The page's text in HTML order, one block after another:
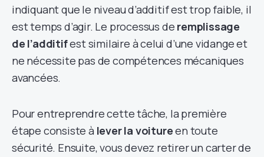
indiquant que le niveau d’additif est trop faible, il
est temps d’agir. Le processus de remplissage
de l’additifest similaire à celui d’une vidange et
ne nécessite pas de compétences mécaniques
avancées.
Pour entreprendre cette tâche, la première
étape consiste à lever la voitureen toute
sécurité. Ensuite, vous devez retirer un carter de